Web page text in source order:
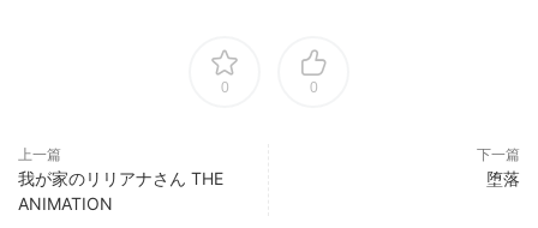
0 0
上一篇
我が家のリリアナさん THE
ANIMATION
下一篇
堕落